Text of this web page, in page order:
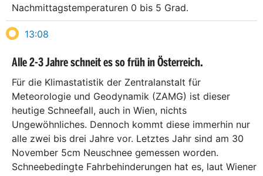
Nachmittagstemperaturen 0 bis 5 Grad.
13:08
Alle 2-3 Jahre schneit es so früh in Österreich.
Für die Klimastatistik der Zentralanstalt für
Meteorologie und Geodynamik (ZAMG) ist dieser
heutige Schneefall, auch in Wien, nichts
Ungewöhnliches. Dennoch kommt diese immerhin nur
alle zwei bis drei Jahre vor. Letztes Jahr sind am 30
November 5cm Neuschnee gemessen worden.
Schneebedingte Fahrbehinderungen hat es, laut Wiener